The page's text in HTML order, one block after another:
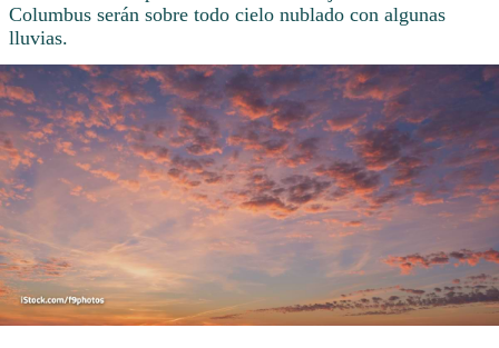
Columbus serán sobre todo cielo nublado con algunas
lluvias.